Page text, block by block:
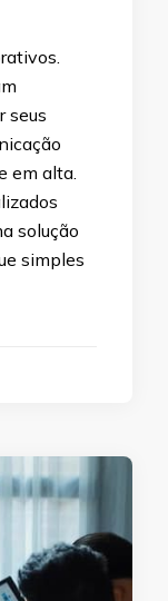
seus
em alta.
solução
simples